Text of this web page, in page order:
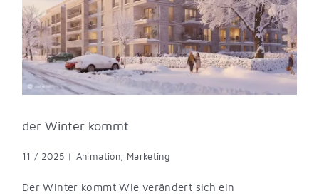
der Winter kommt
11 / 2025 | Animation, Marketing
Der Winter kommt Wie verändert sich ein